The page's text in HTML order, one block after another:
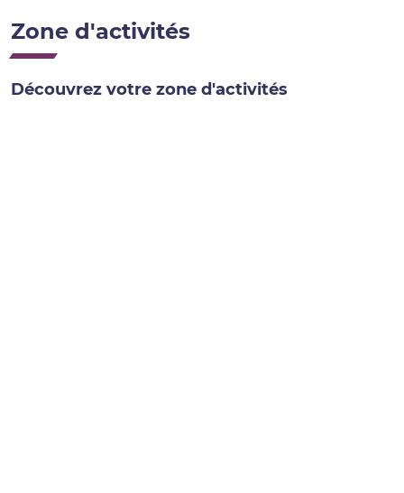
Zone d'activités
Découvrez votre zone d'activités